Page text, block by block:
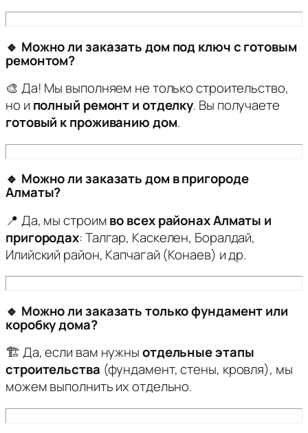
🔹 Можно ли заказать дом под ключ с готовым
ремонтом?
🎨 Да! Мы выполняем не только строительство,
но и полный ремонт и отделку. Вы получаете
готовый к проживанию дом.
🔹 Можно ли заказать дом в пригороде
Алматы?
📍 Да, мы строимво всех районах Алматы и
пригородах: Талгар, Каскелен, Боралдай,
Илийский район, Капчагай (Конаев) и др.
🔹 Можно ли заказать только фундамент или
коробку дома?
🏗 Да, если вам нужныотдельные этапы
строительства (фундамент, стены, кровля), мы
можем выполнить их отдельно.